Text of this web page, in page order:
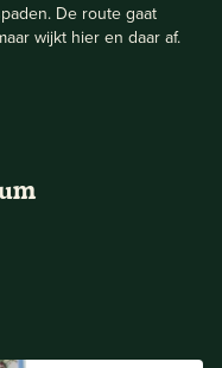
De route gaat
wijkt hier en daar af.